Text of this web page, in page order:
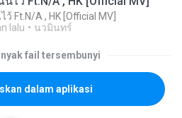
ว้ Ft.N/A , HK [Official MV]
lalu นวมินทร์
fail tersembunyi
dalam aplikasi